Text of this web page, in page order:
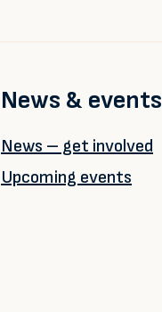
News & events
News – get involved
Upcoming events